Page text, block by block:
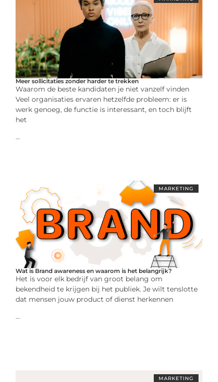
Meer sollicitaties zonder harder te trekken
Waarom de beste kandidaten je niet vanzelf vinden
Veel organisaties ervaren hetzelfde probleem: er is
werk genoeg, de functie is interessant, en toch blijft
het
...
MARKETING
Wat is Brand awareness en waarom is het belangrijk?
Het is voor elk bedrijf van groot belang om
bekendheid te krijgen bij het publiek. Je wilt tenslotte
dat mensen jouw product of dienst herkennen
...
MARKETING